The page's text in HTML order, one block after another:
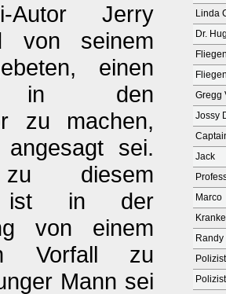
Autor Jerry
von seinem
einen
in den
zu machen,
sei.
diesem
ist in der
von einem
Vorfall zu
Mann sei
Linda
Dr.
Gregg
Jossy
Jack
Marco